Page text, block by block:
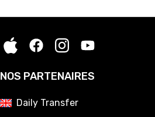
NOS PARTENAIRES
Daily Transfer